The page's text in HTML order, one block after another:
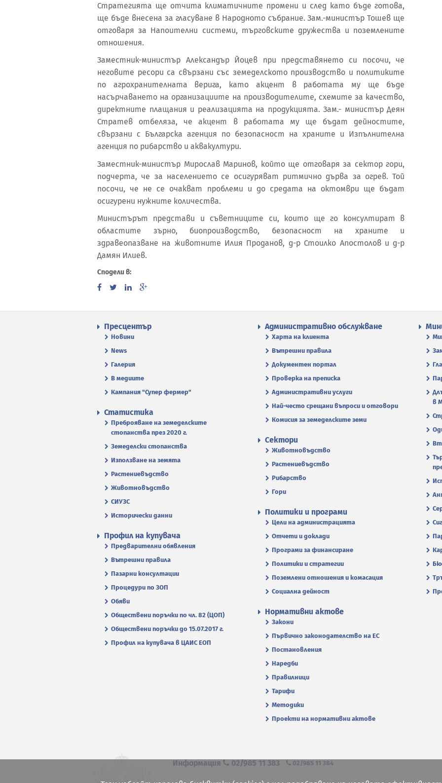
Стратегията ще отчита климатичните промени и след като бъде готова,
ще бъде внесена за гласуване в Народното събрание. Зам.-министър Тошев ще
отговаря за Напоителни системи, търговските дружества и поземлените
отношения.
Заместник-министър Александър Йоцев при представянето си посочи, че
неговите ресори са свързани със земеделското производство и политиките
по агрохранителната верига, като акцент в работата му ще бъде
насърчаването на организациите на производителите, схемите за качество,
директните плащания и реализацията на продукцията. Зам.- министър Деян
Стратев отбеляза, че акцент в работата му ще бъдат дейностите,
свързани с Българска агенция по безопасност на храните и Изпълнителна
агенция по рибарство и аквакултури.
Заместник-министър Мирослав Маринов, който ще отговаря за сектор гори,
подчерта, че за населението се осигуряват ритмично дърва за огрев. Той
посочи, че не се очакват проблеми и до средата на октомври ще бъдат
осигурени нужните количества.
Министърът представи и съветниците си, които ще го консултират в
областите зърно, биопроизводство, безопасност на храните и
здравеопазване на животните Илия Проданов, д-р Стоилко Апостолов и д-р
Дамян Илиев.
Сподели в:
Пресцентър
Новини
News
Галерия
В медиите
Кампания "Супер фермер"
Административно обслужване
Харта на клиента
Вътрешни правила
Документен портал
Проверка на преписка
Административни услуги
Най-често срещани въпроси и отговори
Комисия за земеделските земи
в
Статистика
Преброяване на земеделските
стопанства през 2020 г.
Земеделски стопанства
Използване на земята
Растениевъдство
Животновъдство
СИУЗС
Исторически данни
Сектори
Животновъдство
Растениевъдство
Рибарство
Гори
Политики и програми
Цели на администрацията
Отчети и доклади
Програми за финансиране
Политики и стратегии
Поземлени отношения и комасация
Социална дейност
Профил на купувача
Предварителни обявления
Вътрешни правила
Пазарни консултации
Процедури по ЗОП
Обяви
Обществени поръчки по чл. 82 (ЦОП)
Обществени поръчки до 15.07.2017 г.
Профил на купувача в ЦАИС ЕОП
Нормативни актове
Закони
Първично законодателство на ЕС
Постановления
Наредби
Правилници
Тарифи
Методики
Проекти на нормативни актове
Информация 02/985 11 383 02/985 11 384